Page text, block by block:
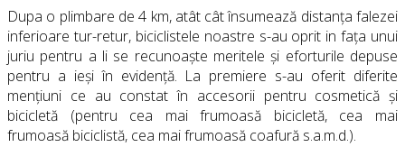
Dupa o plimbare de 4 km, atât cât însumează distanța falezei
inferioare tur-retur, biciclistele noastre s-au oprit in fața unui
juriu pentru a li se recunoaște meritele și eforturile depuse
pentru a ieși în evidență. La premiere s-au oferit diferite
mențiuni ce au constat în accesorii pentru cosmetică și
bicicletă (pentru cea mai frumoasă bicicletă, cea mai
frumoasă biciclistă, cea mai frumoasă coafură s.a.m.d.).